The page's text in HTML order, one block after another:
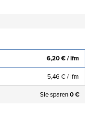
6,20 €/ lfm
5,46 €/ lfm
Sie sparen0 €